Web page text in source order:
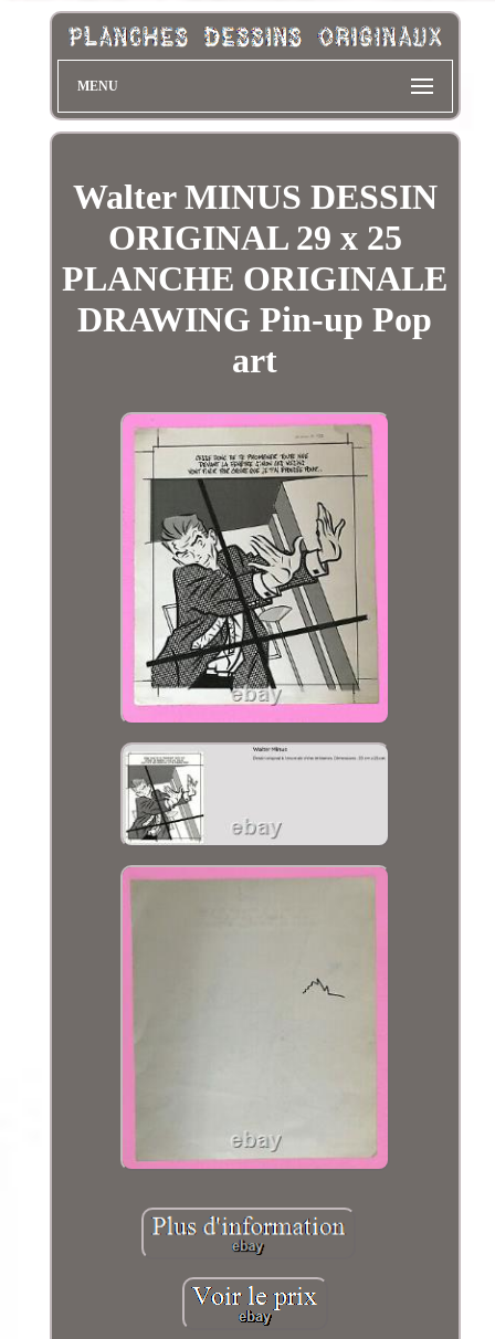
MENU
Walter MINUS DESSIN
ORIGINAL 29 x 25
PLANCHE ORIGINALE
DRAWING Pin-up Pop
art